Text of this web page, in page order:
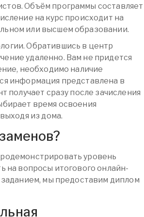
Объём программы составляет
на курс происходит на
или высшем образовании.
Обратившись в центр
удаленно. Вам не придется
необходимо наличие
информация представлена в
получает сразу после зачисления
время освоения
из дома.
уровень
на вопросы итогового онлайн-
мы предоставим диплом